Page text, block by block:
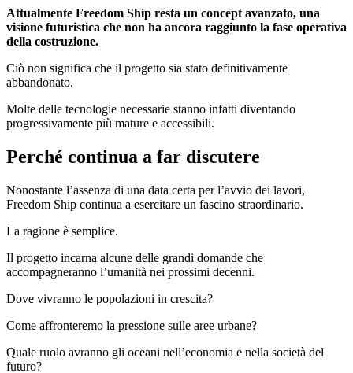
Attualmente Freedom Ship resta un concept avanzato, una
visione futuristica che non ha ancora raggiunto la fase operativa
della costruzione.
Ciò non significa che il progetto sia stato definitivamente
abbandonato.
Molte delle tecnologie necessarie stanno infatti diventando
progressivamente più mature e accessibili.
Perché continua a far discutere
Nonostante l’assenza di una data certa per l’avvio dei lavori,
Freedom Ship continua a esercitare un fascino straordinario.
La ragione è semplice.
Il progetto incarna alcune delle grandi domande che
accompagneranno l’umanità nei prossimi decenni.
Dove vivranno le popolazioni in crescita?
Come affronteremo la pressione sulle aree urbane?
Quale ruolo avranno gli oceani nell’economia e nella società del
futuro?